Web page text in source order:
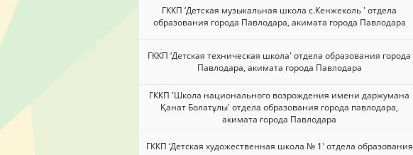
ГККП ‘Детская музыкальная школа с.Кенжеколь ' отдела
образования города Павлодара, акимата города Павлодара
ГККП ‘Детская техническая школа' отдела образования города
Павлодара, акимата города Павлодара
ГККП 'Школа национального возрождения имени даржумана
Қанат Болатұлы' отдела образования города павлодара,
акимата города Павлодара
ГККП ‘Детская художественная школа № 1' отдела образования